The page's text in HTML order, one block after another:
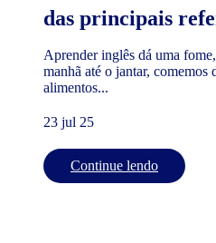
das principais
Aprender inglês dá uma
manhã até o jantar, comemos
alimentos...
23 jul 25
Continue lendo